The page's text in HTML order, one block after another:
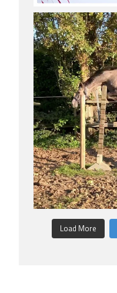
Load More